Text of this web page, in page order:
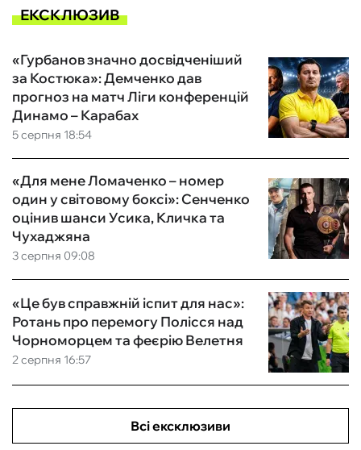
ЕКСКЛЮЗИВ
5 серпня 18:54
«Гурбанов значно досвідченіший
за Костюка»: Демченко дав
прогноз на матч Ліги конференцій
Динамо – Карабах
3 серпня 09:08
«Для мене Ломаченко – номер
один у світовому боксі»: Сенченко
оцінив шанси Усика, Кличка та
Чухаджяна
2 серпня 16:57
«Це був справжній іспит для нас»:
Ротань про перемогу Полісся над
Чорноморцем та феєрію Велетня
Всі ексклюзиви